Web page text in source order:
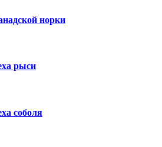
норки
рыси
соболя